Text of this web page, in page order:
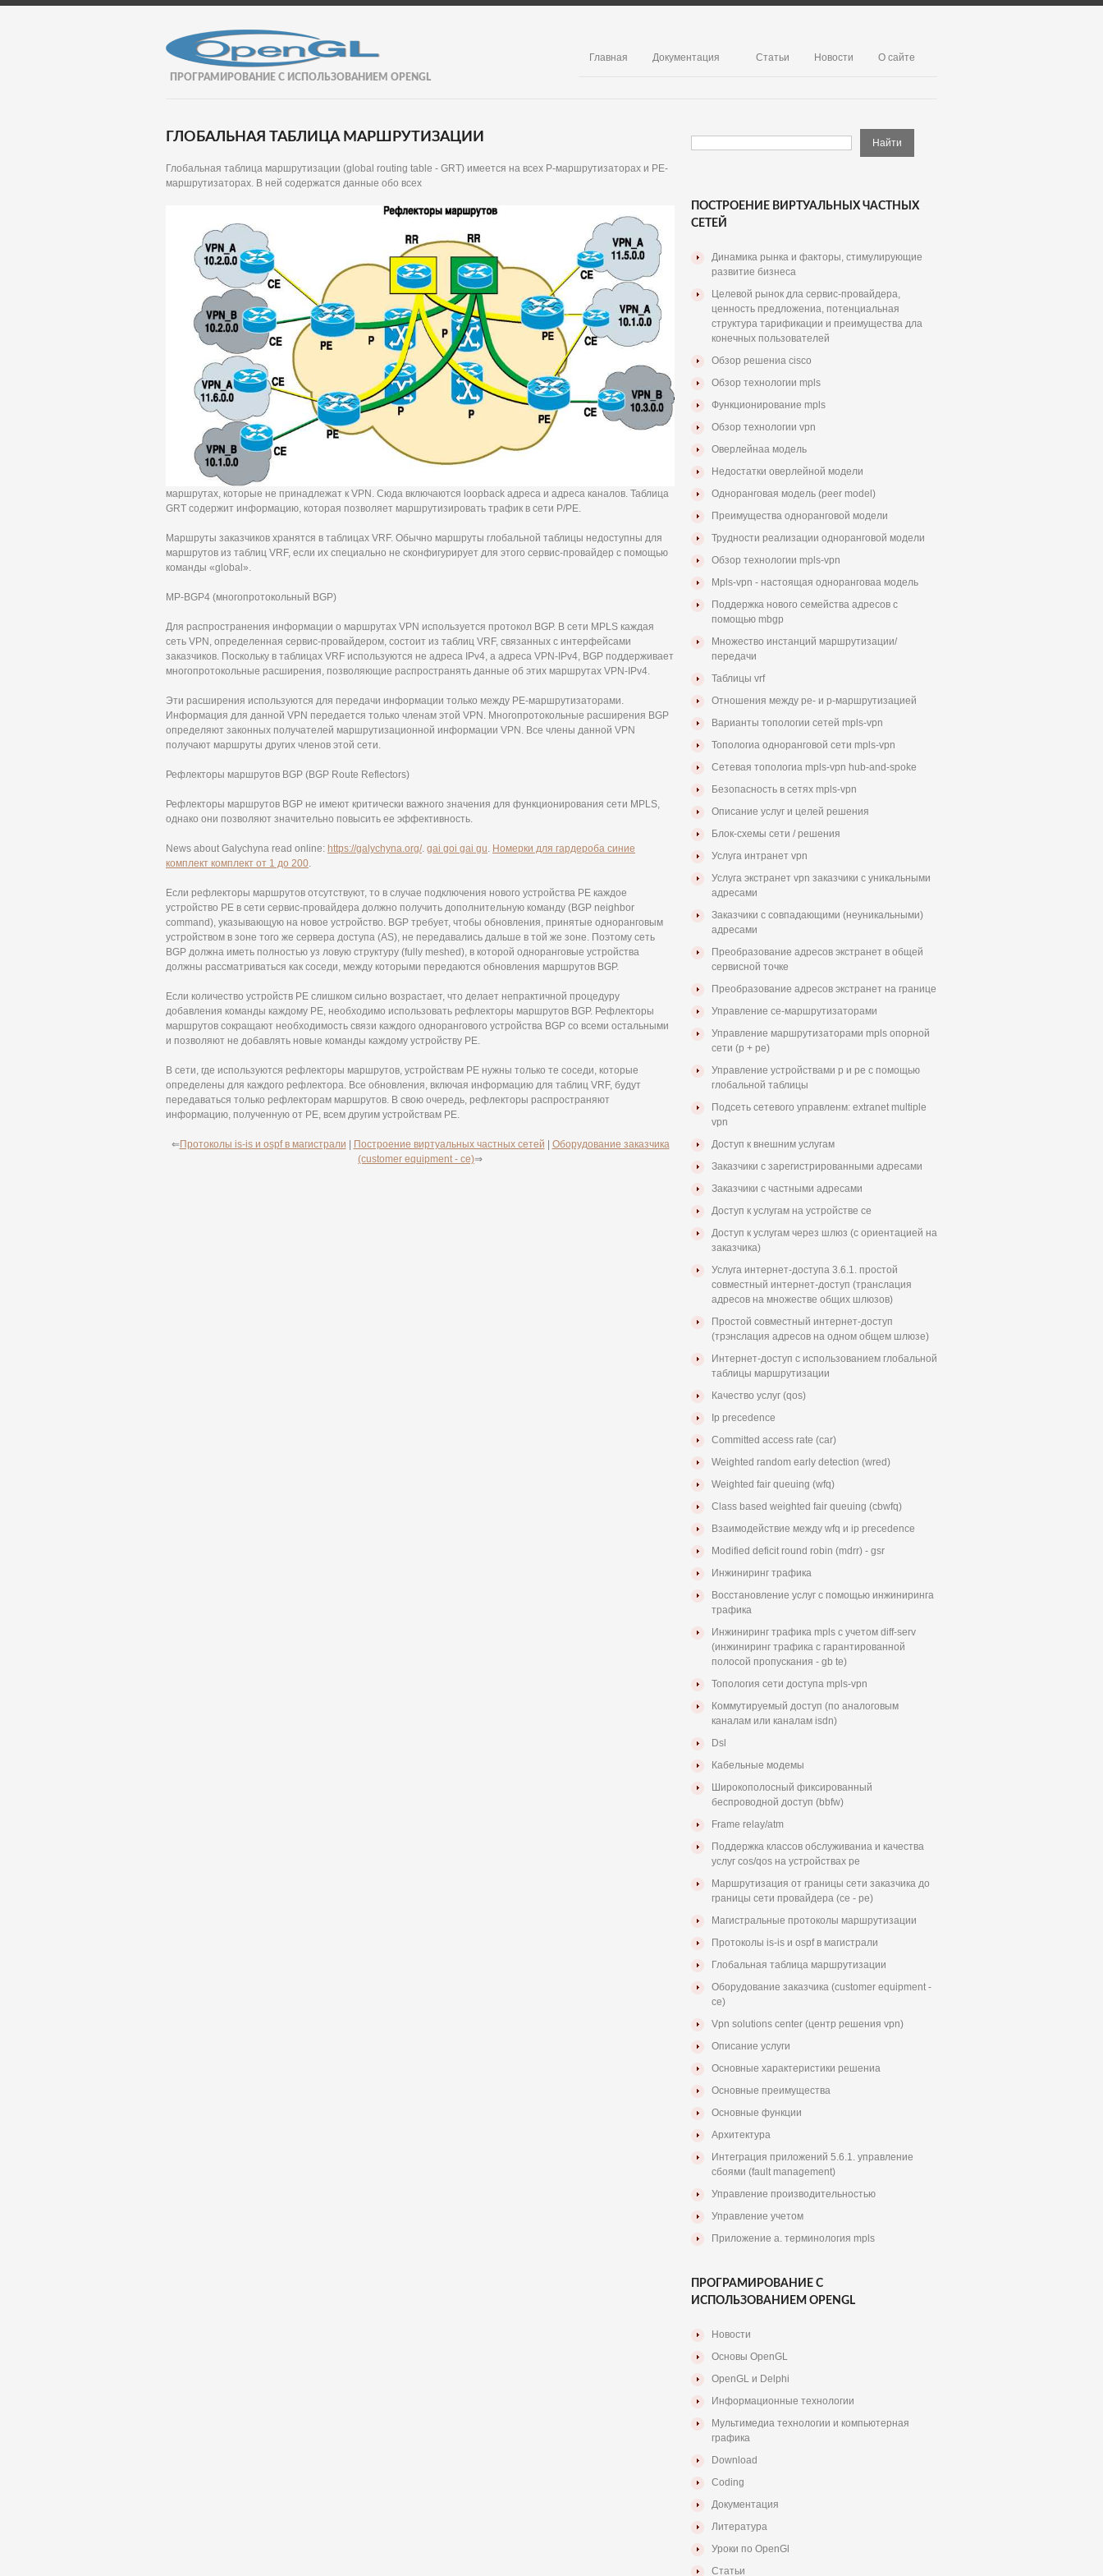
ПРОГРАМИРОВАНИЕ С ИСПОЛЬЗОВАНИЕМ OPENGL
Главная Документация Статьи Новости О сайте
ГЛОБАЛЬНАЯ ТАБЛИЦА МАРШРУТИЗАЦИИ
Глобальная таблица маршрутизации (global routing table - GRT) имеется на всех P-маршрутизаторах и PE-
маршрутизаторах. В ней содержатся данные обо всех
маршрутах, которые не принадлежат к VPN. Сюда включаются loopback адреса и адреса каналов. Таблица
GRT содержит информацию, которая позволяет маршрутизировать трафик в сети P/PE.
Маршруты заказчиков хранятся в таблицах VRF. Обычно маршруты глобальной таблицы недоступны для
маршрутов из таблиц VRF, если их специально не сконфигурирует для этого сервис-провайдер с помощью
команды «global».
MP-BGP4 (многопротокольный BGP)
Для распространения информации о маршрутах VPN используется протокол BGP. В сети MPLS каждая
сеть VPN, определенная сервис-провайдером, состоит из таблиц VRF, связанных с интерфейсами
заказчиков. Поскольку в таблицах VRF используются не адреса IPv4, а адреса VPN-IPv4, BGP поддерживает
многопротокольные расширения, позволяющие распространять данные об этих маршрутах VPN-IPv4.
Эти расширения используются для передачи информации только между PE-маршрутизаторами.
Информация для данной VPN передается только членам этой VPN. Многопротокольные расширения BGP
определяют законных получателей маршрутизационной информации VPN. Все члены данной VPN
получают маршруты других членов этой сети.
Рефлекторы маршрутов BGP (BGP Route Reflectors)
Рефлекторы маршрутов BGP не имеют критически важного значения для функционирования сети MPLS,
однако они позволяют значительно повысить ее эффективность.
News about Galychyna read online: https://galychyna.org/. gai goi gai gu. Номерки для гардероба синие
комплект комплект от 1 до 200.
Если рефлекторы маршрутов отсутствуют, то в случае подключения нового устройства PE каждое
устройство PE в сети сервис-провайдера должно получить дополнительную команду (BGP neighbor
command), указывающую на новое устройство. BGP требует, чтобы обновления, принятые одноранговым
устройством в зоне того же сервера доступа (AS), не передавались дальше в той же зоне. Поэтому сеть
BGP должна иметь полностью уз ловую структуру (fully meshed), в которой одноранговые устройства
должны рассматриваться как соседи, между которыми передаются обновления маршрутов BGP.
Если количество устройств PE слишком сильно возрастает, что делает непрактичной процедуру
добавления команды каждому PE, необходимо использовать рефлекторы маршрутов BGP. Рефлекторы
маршрутов сокращают необходимость связи каждого однорангового устройства BGP со всеми остальными
и позволяют не добавлять новые команды каждому устройству PE.
В сети, где используются рефлекторы маршрутов, устройствам PE нужны только те соседи, которые
определены для каждого рефлектора. Все обновления, включая информацию для таблиц VRF, будут
передаваться только рефлекторам маршрутов. В свою очередь, рефлекторы распространяют
информацию, полученную от PE, всем другим устройствам PE.
⇐Протоколы is-is и ospf в магистрали Построение виртуальных частных сетей
Оборудование заказчика
(customer equipment - ce)⇒
ПОСТРОЕНИЕ ВИРТУАЛЬНЫХ ЧАСТНЫХ
СЕТЕЙ
Динамика рынка и факторы, стимулирующие
развитие бизнеса
Целевой рынок дла сервис-провайдера,
ценность предложениа, потенциальная
структура тарификации и преимущества дла
конечных пользователей
Обзор решениа cisco
Обзор технологии mpls
Функционирование mpls
Обзор технологии vpn
Оверлейнаа модель
Недостатки оверлейной модели
Одноранговая модель (peer model)
Преимущества одноранговой модели
Трудности реализации одноранговой модели
Обзор технологии mpls-vpn
Mpls-vpn - настоящая одноранговаа модель
Поддержка нового семейства адресов с
помощью mbgp
Множество инстанций маршрутизации/
передачи
Таблицы vrf
Отношения между ре- и p-маршрутизацией
Варианты топологии сетей mpls-vpn
Топологиа одноранговой сети mpls-vpn
Сетевая топологиа mpls-vpn hub-and-spoke
Безопасность в сетях mpls-vpn
Описание услуг и целей решения
Блок-схемы сети / решения
Услуга интранет vpn
Услуга экстранет vpn заказчики с уникальными
адресами
Заказчики с совпадающими (неуникальными)
адресами
Преобразование адресов экстранет в общей
сервисной точке
Преобразование адресов экстранет на границе
Управление ce-маршрутизаторами
Управление маршрутизаторами mpls опорной
сети (p + pe)
Управление устройствами p и pe с помощью
глобальной таблицы
Подсеть сетевого управленм: extranet multiple
vpn
Доступ к внешним услугам
Заказчики с зарегистрированными адресами
Заказчики с частными адресами
Доступ к услугам на устройстве ce
Доступ к услугам через шлюз (с ориентацией на
заказчика)
Услуга интернет-доступа 3.6.1. простой
совместный интернет-доступ (транслация
адресов на множестве общих шлюзов)
Простой совместный интернет-доступ
(трэнслация адресов на одном общем шлюзе)
Интернет-доступ с использованием глобальной
таблицы маршрутизации
Качество услуг (qos)
Ip precedence
Committed access rate (car)
Weighted random early detection (wred)
Weighted fair queuing (wfq)
Class based weighted fair queuing (cbwfq)
Взаимодействие между wfq и ip precedence
Modified deficit round robin (mdrr) - gsr
Инжиниринг трафика
Восстановление услуг с помощью инжиниринга
трафика
Инжиниринг трафика mpls с учетом diff-serv
(инжиниринг трафика с гарантированной
полосой пропускания - gb te)
Топология сети доступа mpls-vpn
Коммутируемый доступ (по аналоговым
каналам или каналам isdn)
Dsl
Кабельные модемы
Широкополосный фиксированный
беспроводной доступ (bbfw)
Frame relay/atm
Поддержка классов обслуживаниа и качества
услуг cos/qos на устройствах pe
Маршрутизация от границы сети заказчика до
границы сети провайдера (се - ре)
Магистральные протоколы маршрутизации
Протоколы is-is и ospf в магистрали
Глобальная таблица маршрутизации
Оборудование заказчика (customer equipment -
ce)
Vpn solutions center (центр решения vpn)
Описание услуги
Основные характеристики решениа
Основные преимущества
Основные функции
Архитектура
Интеграция приложений 5.6.1. управление
сбоями (fault management)
Управление производительностью
Управление учетом
Приложение a. терминология mpls
ПРОГРАМИРОВАНИЕ С
ИСПОЛЬЗОВАНИЕМ OPENGL
Новости
Основы OpenGL
OpenGL и Delphi
Информационные технологии
Мультимедиа технологии и компьютерная
графика
Download
Coding
Документация
Литература
Уроки по OpenGl
Статьи